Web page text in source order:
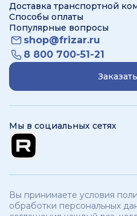
Доставка транспортной
Способы оплаты
Популярные вопросы
shop@frizar.ru
8 800 700-51-21
Мы в социальных сетях
Вы принимаете условия
обработки персональных